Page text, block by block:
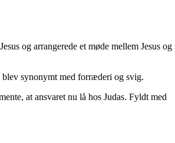
og arrangerede et møde mellem Jesus og
blev synonymt med forræderi og svig.
at ansvaret nu lå hos Judas. Fyldt med